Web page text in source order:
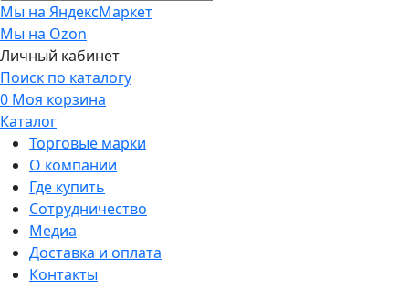
Мы на ЯндексМаркет
Мы на Ozon
Личный кабинет
Поиск по каталогу
0 Моя корзина
Каталог
Торговые марки
О компании
Где купить
Сотрудничество
Медиа
Доставка и оплата
Контакты